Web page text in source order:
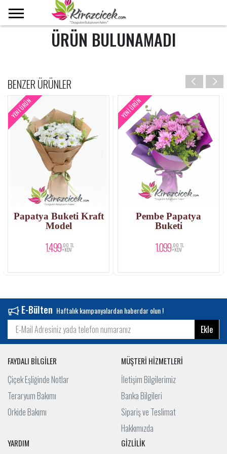
ÜRÜN BULUNAMADI
BENZER ÜRÜNLER
YENI ÜRÜN
Papatya Buketi Kraft
Model
1.499 ,00 TL
+KDV
YENI ÜRÜN
Pembe Papatya
Buketi
1.099 ,00 TL
+KDV
E-Bülten Haftalık kampanyalardan haberdar olun !
Ekle
FAYDALI BİLGİLER
Çiçek Eşliğinde Notlar
Teraryum Bakımı
Orkide Bakımı
MÜŞTERİ HİZMETLERİ
İletişim Bilgilerimiz
Banka Bilgileri
Sipariş ve Teslimat
Hakkımızda
YARDIM GİZLİLİK